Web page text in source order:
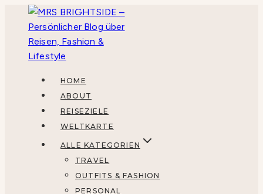
springen
HOME
ABOUT
REISEZIELE
WELTKARTE
ALLE KATEGORIEN
TRAVEL
OUTFITS & FASHION
PERSONAL